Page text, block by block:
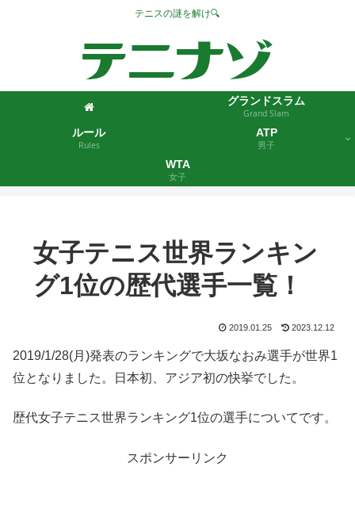
テニスの謎を解け🔍
グランドスラム
Grand Slam
ルール
Rules
ATP
男子
WTA
女子
女子テニス世界ランキン
グ1位の歴代選手一覧！
2019.01.25 2023.12.12
2019/1/28(月)発表のランキングで大坂なおみ選手が世界1
位となりました。日本初、アジア初の快挙でした。
歴代女子テニス世界ランキング1位の選手についてです。
スポンサーリンク